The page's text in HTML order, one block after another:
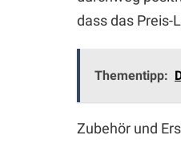
dass das Preis-
Thementipp:
Zubehör und